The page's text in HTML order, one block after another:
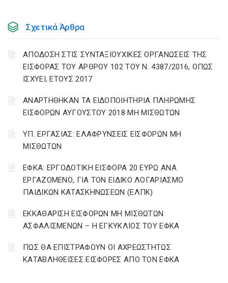
Σχετικά Άρθρα
ΑΠΟΔΟΣΗ ΣΤΙΣ ΣΥΝΤΑΞΙΟΥΧΙΚΕΣ ΟΡΓΑΝΩΣΕΙΣ ΤΗΣ
ΕΙΣΦΟΡΑΣ ΤΟΥ ΑΡΘΡΟΥ 102 ΤΟΥ Ν. 4387/2016, ΟΠΩΣ
ΙΣΧΥΕΙ, ΕΤΟΥΣ 2017
ΑΝΑΡΤΗΘΗΚΑΝ ΤΑ ΕΙΔΟΠΟΙΗΤΗΡΙΑ ΠΛΗΡΩΜΗΣ
ΕΙΣΦΟΡΩΝ ΑΥΓΟΥΣΤΟΥ 2018 ΜΗ ΜΙΣΘΩΤΩΝ
ΥΠ. ΕΡΓΑΣΙΑΣ: ΕΛΑΦΡΥΝΣΕΙΣ ΕΙΣΦΟΡΩΝ ΜΗ
ΜΙΣΘΩΤΩΝ
ΕΦΚΑ: ΕΡΓΟΔΟΤΙΚΗ ΕΙΣΦΟΡΑ 20 ΕΥΡΩ ΑΝΑ
ΕΡΓΑΖΟΜΕΝΟ, ΓΙΑ ΤΟΝ ΕΙΔΙΚΟ ΛΟΓΑΡΙΑΣΜΟ
ΠΑΙΔΙΚΩΝ ΚΑΤΑΣΚΗΝΩΣΕΩΝ (ΕΛΠΚ)
ΕΚΚΑΘΑΡΙΣΗ ΕΙΣΦΟΡΩΝ ΜΗ ΜΙΣΘΩΤΩΝ
ΑΣΦΑΛΙΣΜΕΝΩΝ – Η ΕΓΚΥΚΛΙΟΣ ΤΟΥ ΕΦΚΑ
ΠΩΣ ΘΑ ΕΠΙΣΤΡΑΦΟΥΝ ΟΙ ΑΧΡΕΩΣΤΗΤΩΣ
ΚΑΤΑΒΛΗΘΕΙΣΕΣ ΕΙΣΦΟΡΕΣ ΑΠΟ ΤΟΝ ΕΦΚΑ